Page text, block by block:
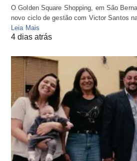
O Golden Square Shopping, em São
novo ciclo de gestão com Victor Santos
Leia Mais
4 dias atrás